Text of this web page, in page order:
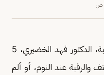
قدم أستاذ وعالم الأبحاث الطبية، الدكتور فهد الخضيري، 5
والرقبة عند النوم، أو ألم